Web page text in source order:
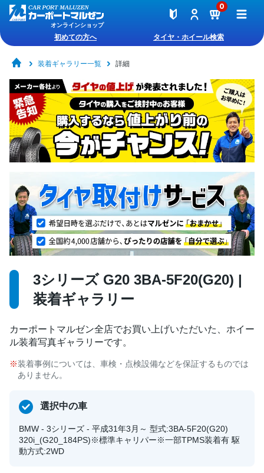
オンラインショップ
0
初めての方へ タイヤ・ホイール検索
装着ギャラリー一覧 詳細
3シリーズ G20 3BA-5F20(G20) |
装着ギャラリー
カーポートマルゼン全店でお買い上げいただいた、ホイー
ル装着写真ギャラリーです。
装着事例については、車検・点検設備などを保証するものでは
ありません。
選択中の車
BMW - 3シリーズ - 平成31年3月～ 型式:3BA-5F20(G20)
320i_(G20_184PS)※標準キャリパー※一部TPMS装着有 駆
動方式:2WD